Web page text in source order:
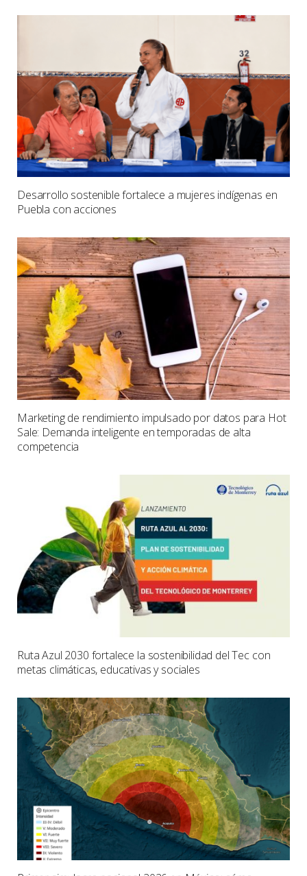
Desarrollo sostenible fortalece a mujeres indígenas en
Puebla con acciones
Marketing de rendimiento impulsado por datos para Hot
Sale: Demanda inteligente en temporadas de alta
competencia
Ruta Azul 2030 fortalece la sostenibilidad del Tec con
metas climáticas, educativas y sociales